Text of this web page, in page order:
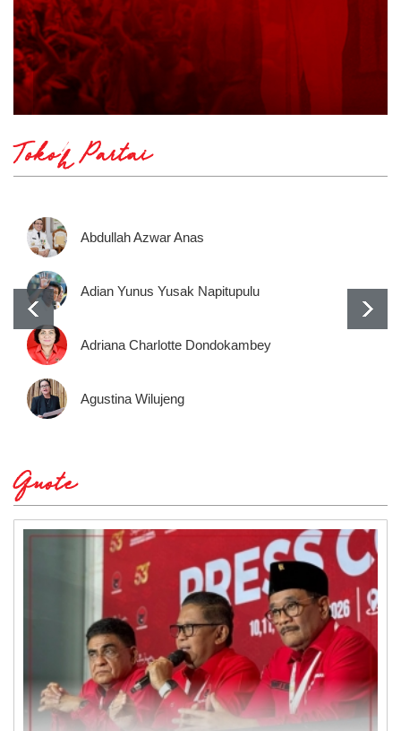
Tokoh Partai
Abdullah Azwar Anas
Adian Yunus Yusak Napitupulu
Adriana Charlotte Dondokambey
Agustina Wilujeng
Quote